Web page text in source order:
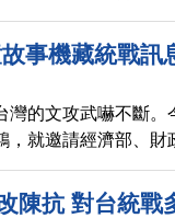
學者就認為，中共利
主防衛機制入法，解
事機藏統戰訊
灣的文攻武嚇不斷。
，就邀請經濟部、
現的統戰訊息，來討
希望快速展開修法，
陳抗 對台統戰